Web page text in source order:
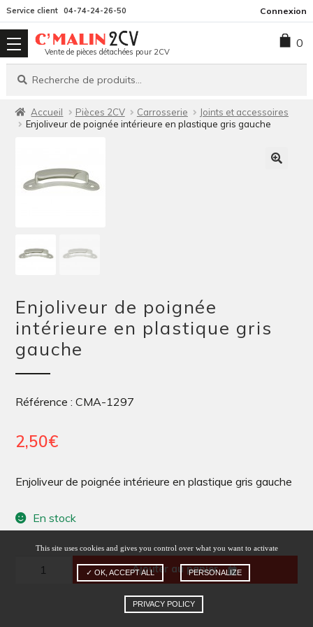
la
navigation
contenu
Service client 04-74-24-26-50 Connexion
Vente de pièces détachées pour 2CV
Recherche
Recherche
0
Accueil Pièces 2CV Carrosserie
Joints et accessoires
Enjoliveur de poignée intérieure en plastique gris gauche
Enjoliveur de poignée
intérieure en plastique gris
gauche
Référence : CMA-1297
2,50€
Enjoliveur de poignée intérieure en plastique gris gauche
En stock
quantité
Ajouter au panier
This site uses cookies and gives you control over what you want to activate
✓ OK, ACCEPT ALL PERSONALIZE
PRIVACY POLICY